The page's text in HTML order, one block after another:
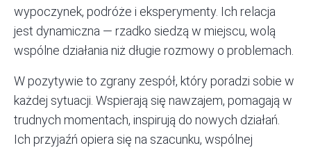
wypoczynek, podróże i eksperymenty. Ich relacja
jest dynamiczna — rzadko siedzą w miejscu, wolą
wspólne działania niż długie rozmowy o problemach.
W pozytywie to zgrany zespół, który poradzi sobie w
każdej sytuacji. Wspierają się nawzajem, pomagają w
trudnych momentach, inspirują do nowych działań.
Ich przyjaźń opiera się na szacunku, wspólnej